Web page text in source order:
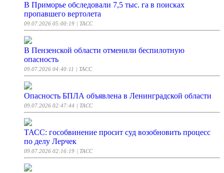
В Приморье обследовали 7,5 тыс. га в поисках
пропавшего вертолета
09.07.2026 05:00:19 | ТАСС
В Пензенской области отменили беспилотную
опасность
09.07.2026 04:40:11 | ТАСС
Опасность БПЛА объявлена в Ленинградской области
09.07.2026 02:47:44 | ТАСС
ТАСС: гособвинение просит суд возобновить процесс
по делу Лерчек
09.07.2026 02:16:19 | ТАСС